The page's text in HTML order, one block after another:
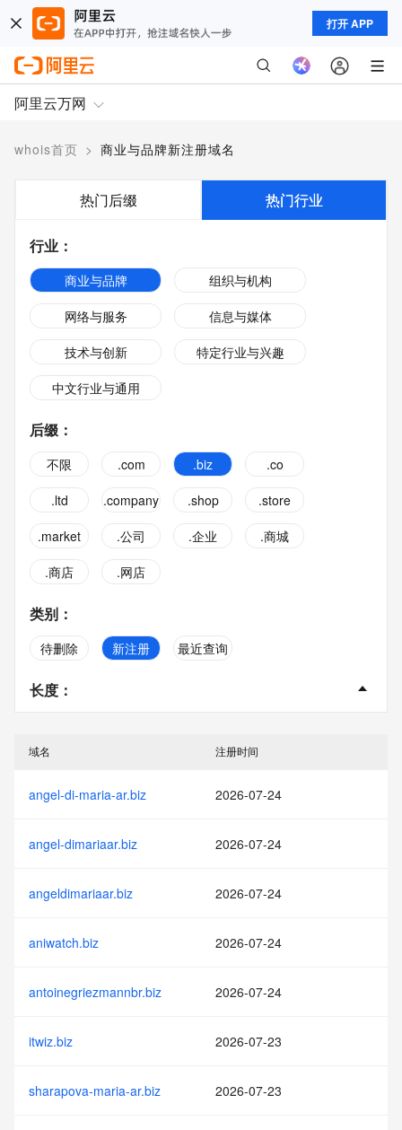
打开 APP
阿里云万网
whois首页 > 商业与品牌新注册域名
热门后缀 热门行业
行业 ：
商业与品牌
组织与机构
网络与服务
信息与媒体
技术与创新
特定行业与兴趣
中文行业与通用
后缀 ：
不限 .com .biz
.co
.ltd
.company .shop
.store
.market
.公司 .企业
.商城
.商店
.网店
类别 ：
待删除 新注册 最近查询
长度 ：
9字
10字
域名 注册时间
angel-di-maria-ar.biz 2026-07-24
angel-dimariaar.biz 2026-07-24
angeldimariaar.biz 2026-07-24
aniwatch.biz 2026-07-24
antoinegriezmannbr.biz 2026-07-24
itwiz.biz 2026-07-23
sharapova-maria-ar.biz 2026-07-23